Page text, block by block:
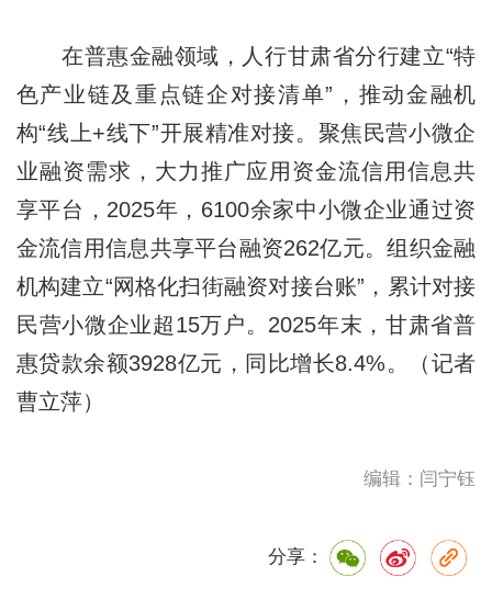
在普惠金融领域，人行甘肃省分行建立“特
色产业链及重点链企对接清单”，推动金融机
构“线上+线下”开展精准对接。聚焦民营小微企
业融资需求，大力推广应用资金流信用信息共
享平台，2025年，6100余家中小微企业通过资
金流信用信息共享平台融资262亿元。组织金融
机构建立“网格化扫街融资对接台账”，累计对接
民营小微企业超15万户。2025年末，甘肃省普
惠贷款余额3928亿元，同比增长8.4%。（记者
曹立萍）
编辑：闫宁钰
分享：